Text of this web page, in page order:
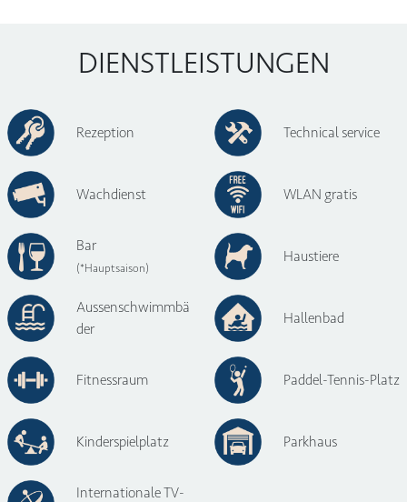
DIENSTLEISTUNGEN
Rezeption Technical service
Wachdienst WLAN gratis
Bar
(*Hauptsaison)
Haustiere
Aussenschwimmbä
der
Hallenbad
Fitnessraum Paddel-Tennis-Platz
Kinderspielplatz Parkhaus
Internationale TV-